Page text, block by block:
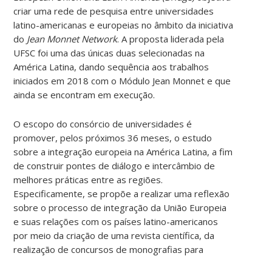
criar uma rede de pesquisa entre universidades
latino-americanas e europeias no âmbito da iniciativa
do Jean Monnet Network. A proposta liderada pela
UFSC foi uma das únicas duas selecionadas na
América Latina, dando sequência aos trabalhos
iniciados em 2018 com o Módulo Jean Monnet e que
ainda se encontram em execução.
O escopo do consórcio de universidades é
promover, pelos próximos 36 meses, o estudo
sobre a integração europeia na América Latina, a fim
de construir pontes de diálogo e intercâmbio de
melhores práticas entre as regiões.
Especificamente, se propõe a realizar uma reflexão
sobre o processo de integração da União Europeia
e suas relações com os países latino-americanos
por meio da criação de uma revista científica, da
realização de concursos de monografias para